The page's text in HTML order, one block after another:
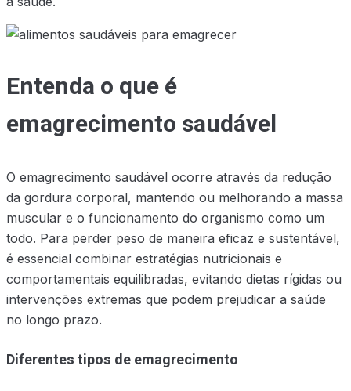
Entenda o que é
emagrecimento saudável
O emagrecimento saudável ocorre através da redução
da gordura corporal, mantendo ou melhorando a massa
muscular e o funcionamento do organismo como um
todo. Para perder peso de maneira eficaz e sustentável,
é essencial combinar estratégias nutricionais e
comportamentais equilibradas, evitando dietas rígidas ou
intervenções extremas que podem prejudicar a saúde
no longo prazo.
Diferentes tipos de emagrecimento